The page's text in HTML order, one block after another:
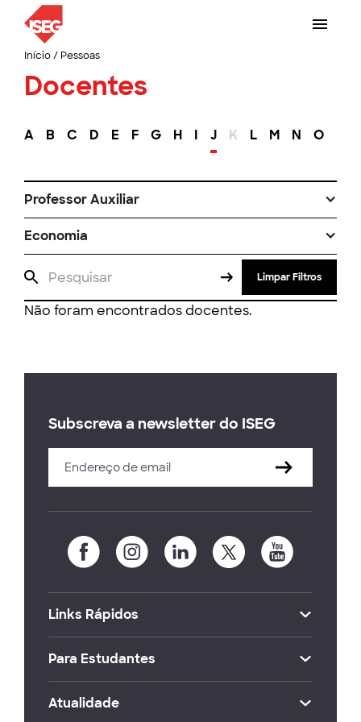
Início/ Pessoas
Docentes
A B C D E F G H I J K L M N O
Professor Auxiliar
Economia
Limpar Filtros
Não foram encontrados docentes.
Subscreva a newsletter do ISEG
Links Rápidos
Para Estudantes
Atualidade